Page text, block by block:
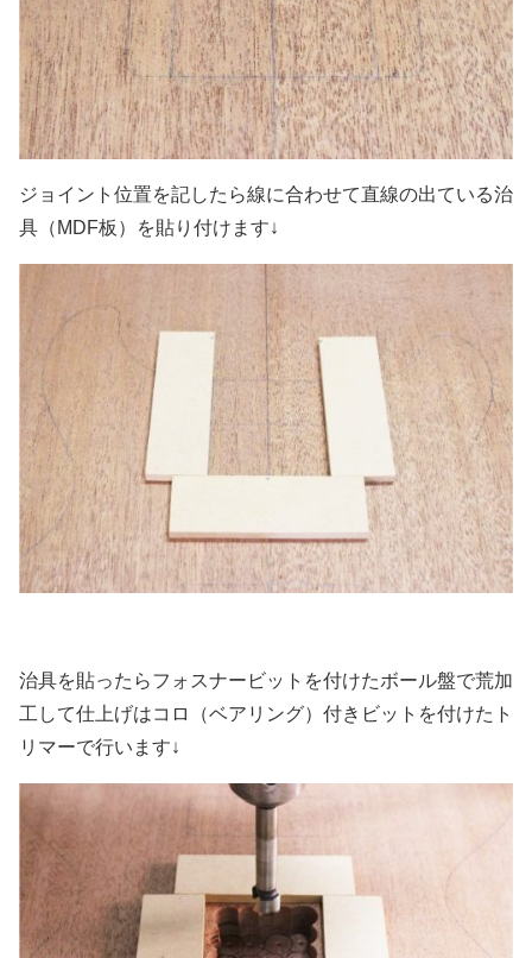
ジョイント位置を記したら線に合わせて直線の出ている治
具（MDF板）を貼り付けます↓
治具を貼ったらフォスナービットを付けたボール盤で荒加
工して仕上げはコロ（ベアリング）付きビットを付けたト
リマーで行います↓